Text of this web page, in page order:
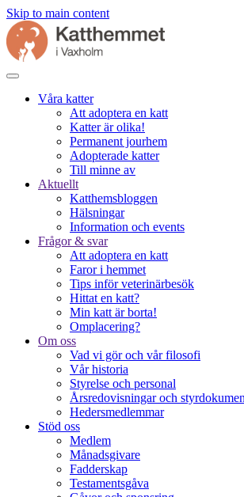
Skip to main content
Våra katter
Att adoptera en katt
Katter är olika!
Permanent jourhem
Adopterade katter
Till minne av
Aktuellt
Katthemsbloggen
Hälsningar
Information och events
Frågor & svar
Att adoptera en katt
Faror i hemmet
Tips inför veterinärbesök
Hittat en katt?
Min katt är borta!
Omplacering?
Om oss
Vad vi gör och vår filosofi
Vår historia
Styrelse och personal
Årsredovisningar och
Hedersmedlemmar
Stöd oss
Medlem
Månadsgivare
Fadderskap
Testamentsgåva